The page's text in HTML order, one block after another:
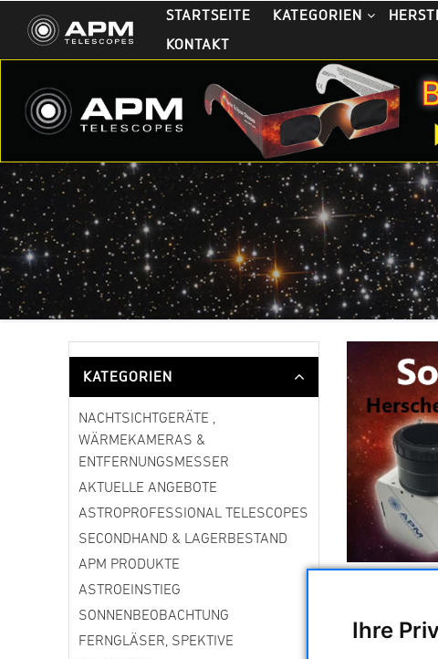
Ihre
STARTSEITE KATEGORIEN
KONTAKT
KATEGORIEN
NACHTSICHTGERÄTE ,
WÄRMEKAMERAS &
ENTFERNUNGSMESSER
AKTUELLE ANGEBOTE
ASTROPROFESSIONAL TELESCOPES
SECONDHAND & LAGERBESTAND
APM PRODUKTE
ASTROEINSTIEG
SONNENBEOBACHTUNG
FERNGLÄSER, SPEKTIVE
Hierzulande